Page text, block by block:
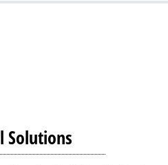
Solutions